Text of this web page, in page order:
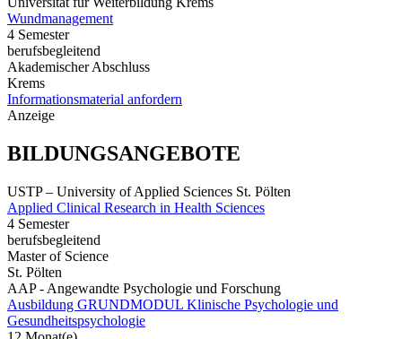
Wundmanagement
4 Semester
berufsbegleitend
Akademischer Abschluss
Krems
Informationsmaterial anfordern
Anzeige
BILDUNGSANGEBOTE
USTP – University of Applied Sciences St. Pölten
Applied Clinical Research in Health Sciences
4 Semester
berufsbegleitend
Master of Science
St. Pölten
AAP - Angewandte Psychologie und Forschung
Ausbildung GRUNDMODUL Klinische Psychologie und
Gesundheitspsychologie